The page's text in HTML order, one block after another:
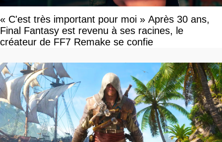
« C'est très important pour moi » Après 30 ans,
Final Fantasy est revenu à ses racines, le
créateur de FF7 Remake se confie